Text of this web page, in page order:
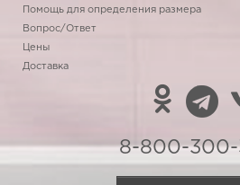
Помощь для определения размера
Вопрос/Ответ
Цены
Доставка
8-800-300-